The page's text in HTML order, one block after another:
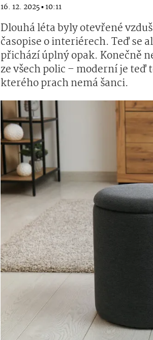
16. 12. 2025 ▪ 10:11
Dlouhá léta byly otevřené
časopise o interiérech. Teď se
přichází úplný opak. Konečně
ze všech polic – moderní je
kterého prach nemá šanci.